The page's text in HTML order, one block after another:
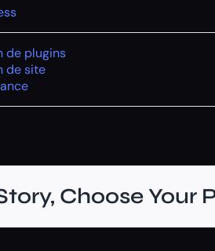
de plugins
de site
Choose Your